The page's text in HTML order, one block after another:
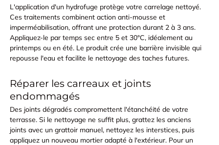
L'application d'un hydrofuge protège votre carrelage nettoyé.
Ces traitements combinent action anti-mousse et
imperméabilisation, offrant une protection durant 2 à 3 ans.
Appliquez-le par temps sec entre 5 et 30°C, idéalement au
printemps ou en été. Le produit crée une barrière invisible qui
repousse l'eau et facilite le nettoyage des taches futures.
Réparer les carreaux et joints
endommagés
Des joints dégradés compromettent l'étanchéité de votre
terrasse. Si le nettoyage ne suffit plus, grattez les anciens
joints avec un grattoir manuel, nettoyez les interstices, puis
appliquez un nouveau mortier adapté à l'extérieur. Pour un